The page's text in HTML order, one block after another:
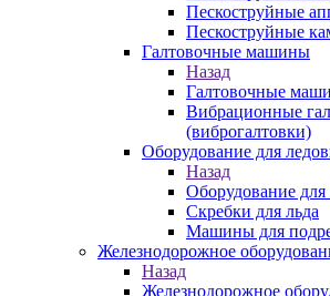
Пескоструйные
Пескоструйные
Галтовочные машины
Назад
Галтовочные
Вибрационные
(виброгалтовки)
Оборудование для
Назад
Оборудование
Скребки для льда
Машины для
Железнодорожное
Назад
Железнодорожное